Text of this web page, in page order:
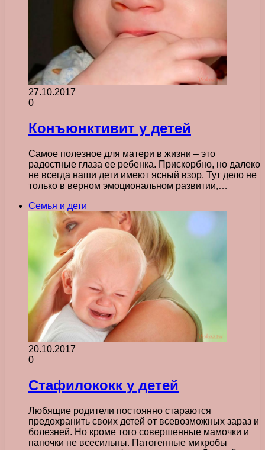
27.10.2017
0
Конъюнктивит у детей
Самое полезное для матери в жизни – это
радостные глаза ее ребенка. Прискорбно, но далеко
не всегда наши дети имеют ясный взор. Тут дело не
только в верном эмоциональном развитии,…
Семья и дети
20.10.2017
0
Стафилококк у детей
Любящие родители постоянно стараются
предохранить своих детей от всевозможных зараз и
болезней. Но кроме того совершенные мамочки и
папочки не всесильны. Патогенные микробы